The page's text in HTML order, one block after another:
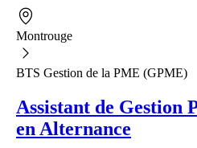
Montrouge
BTS Gestion de la PME (GPME)
Assistant de
en Alternance